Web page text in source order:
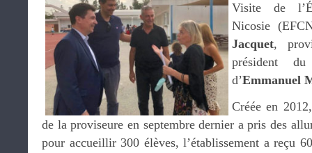
Visite de
Nicosie
Jacquet,
président
d’Emmanuel
Créée en
de la proviseure en septembre dernier a pris des
pour accueillir 300 élèves, l’établissement a reçu